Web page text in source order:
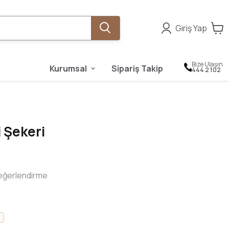
Giriş Yap
Kurumsal Sipariş Takip Bize Ulaşın
444 2 102
Şekeri